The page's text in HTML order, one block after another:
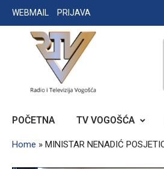
Skip
to
WEBMAIL PRIJAVA
RADIO TELEVIZIJA
POČETNA TV VOGOŠĆA
Home » MINISTAR NENADIĆ